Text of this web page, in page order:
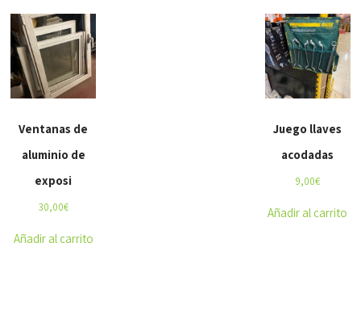
Ventanas de
aluminio de
exposi
30,00€
Añadir al carrito
Juego llaves
acodadas
9,00€
Añadir al carrito